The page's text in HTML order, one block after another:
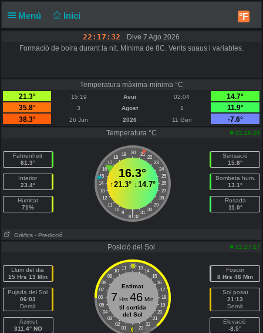
Menú Inici °F
22:17:32
Dive 7 Ago 2026
Formació de boira durant la nit. Mínima de 8C. Vents suaus i variables.
Temperatura màxima-mínima °C
21.3°
15:19 Avui 02:04
14.7°
35.8°
3 Agost 1
11.9°
38.3°
26 Jun 2026 11 Gen
-7.6°
Temperatura °C
22:16:29
Fahrenheit
61.3°
Interior
23.4°
Humitat
71%
20
19 21
18
22
17
23
16
24
15
25
14
26
13
27
12
28
11
29
10
30
9 31
|
8 32
16.3°
↑21.3°↓14.7°
Sensació
15.8°
Bombeta hum.
13.1°
Rosada
11.0°
Gràfics - Predicció
Posició del Sol 22:17:27
Llum del dia
15 Hrs 13 Min
Pujada del Sol
06:03
Demà
Azimut
311.4° NO
11 13
10
14
09
15
08
16
07
17
06
18
05
19
04
20
03
21
02
22
01 23
Estimat
7 Hrs46 Min
til sortida
del Sol
Foscor
8 Hrs 46 Min
Sol posat
21:13
Demà
Elevació
-8.5°